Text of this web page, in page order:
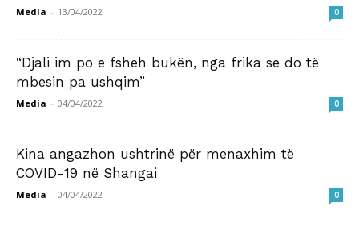
Media - 13/04/2022 0
“Djali im po e fsheh bukën, nga frika se do të
mbesin pa ushqim”
Media - 04/04/2022 0
Kina angazhon ushtrinë për menaxhim të
COVID-19 në Shangai
Media - 04/04/2022 0